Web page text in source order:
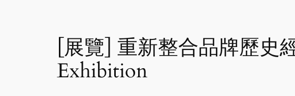
[展覽] 重新整合品牌歷史
Exhibition